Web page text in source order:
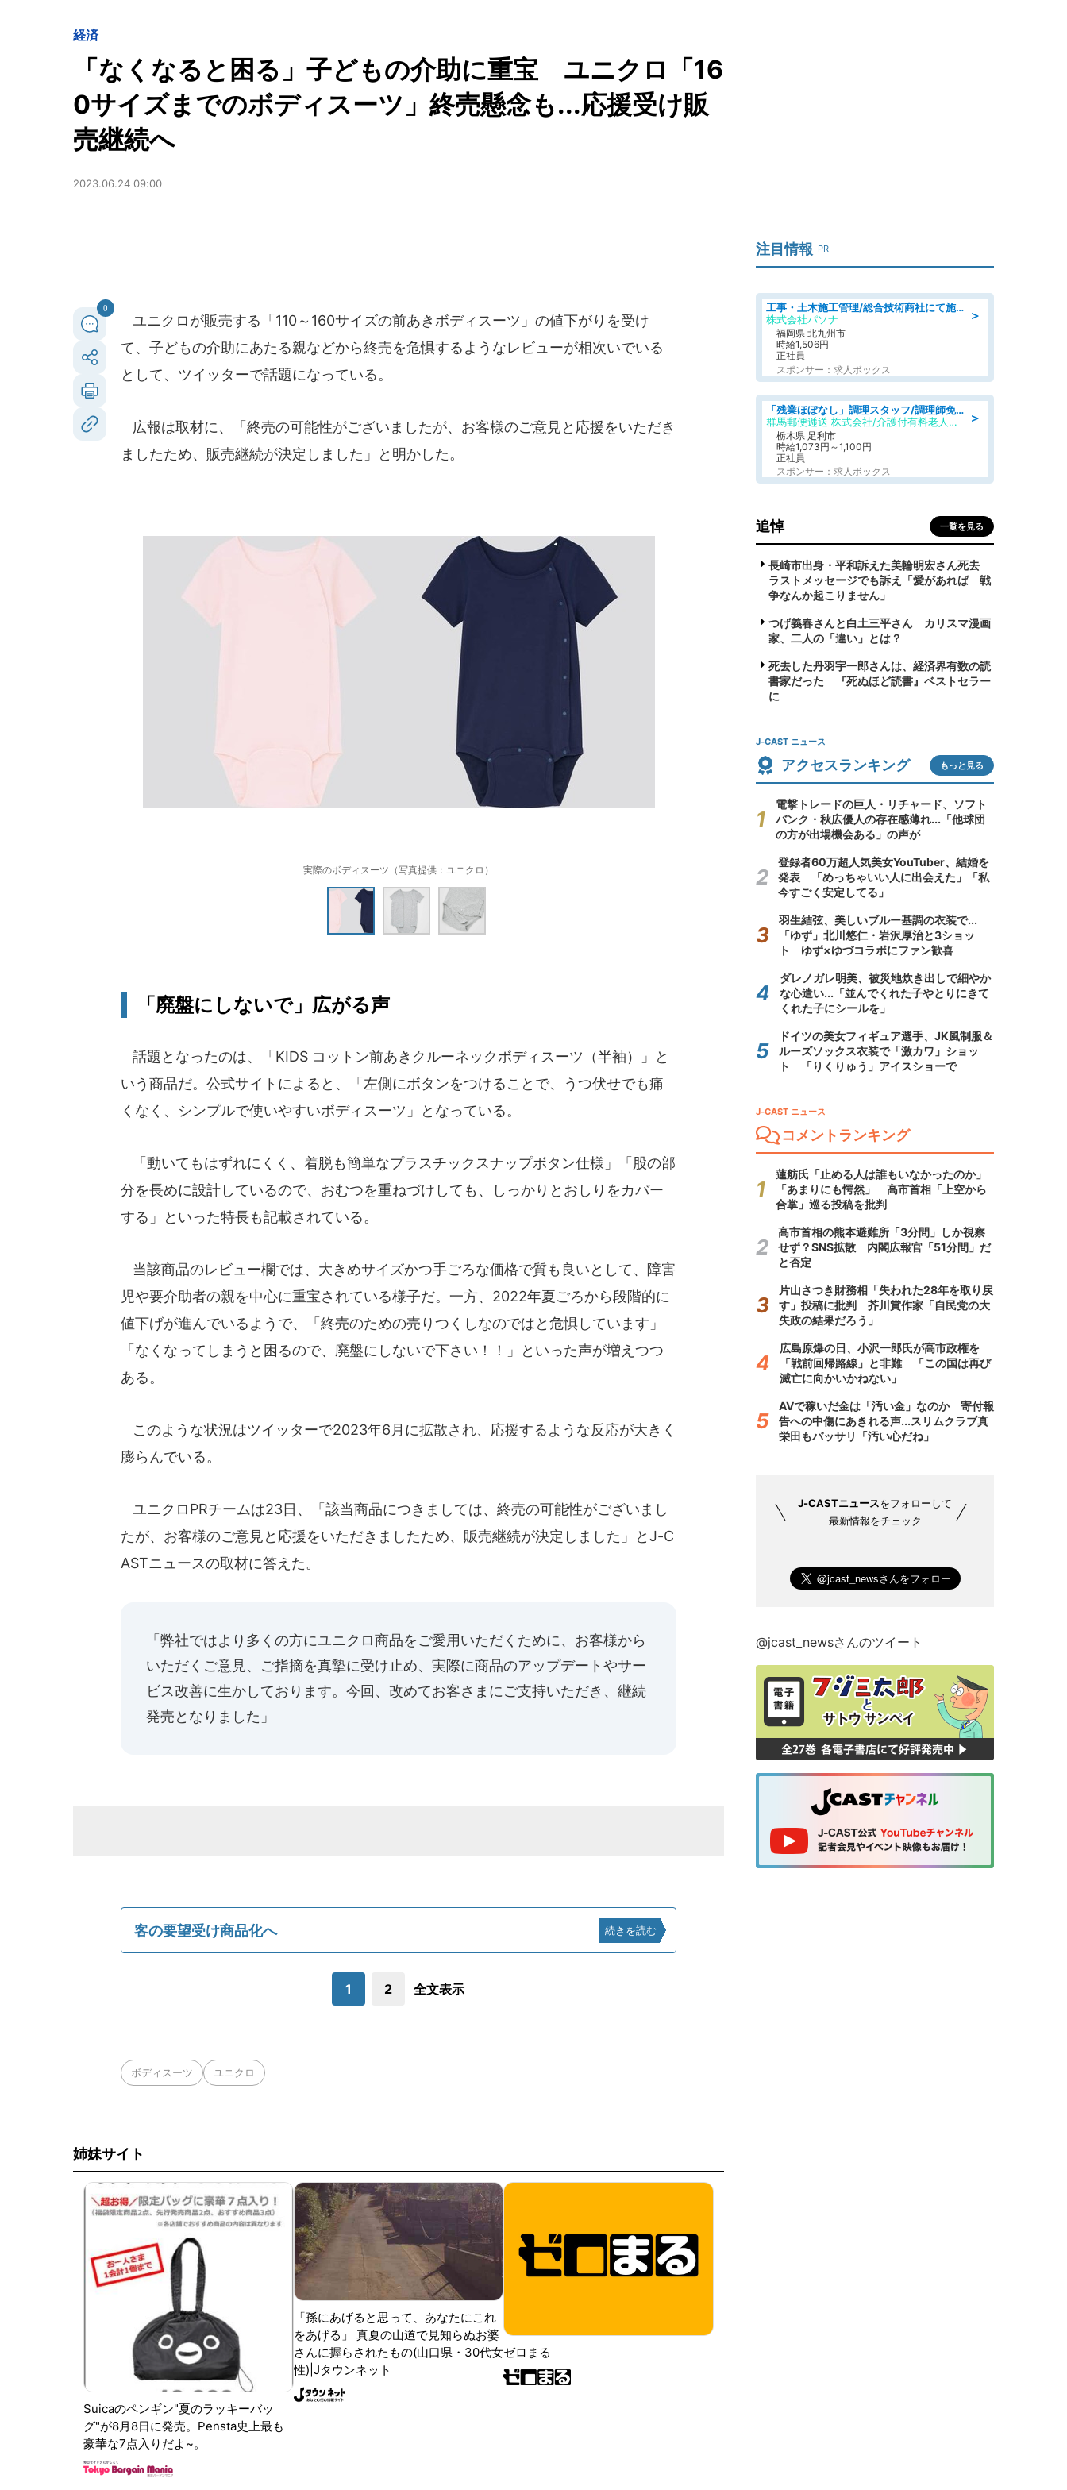
経済
「なくなると困る」子どもの介助に重宝 ユニクロ「16
0サイズまでのボディスーツ」終売懸念も...応援受け販
売継続へ
2023.06.24 09:00
0
ユニクロが販売する「110～160サイズの前あきボディスーツ」の値下がりを受け
て、子どもの介助にあたる親などから終売を危惧するようなレビューが相次いでいる
として、ツイッターで話題になっている。
広報は取材に、「終売の可能性がございましたが、お客様のご意見と応援をいただき
ましたため、販売継続が決定しました」と明かした。
実際のボディスーツ（写真提供：ユニクロ）
「廃盤にしないで」広がる声
話題となったのは、「KIDS コットン前あきクルーネックボディスーツ（半袖）」と
いう商品だ。公式サイトによると、「左側にボタンをつけることで、うつ伏せでも痛
くなく、シンプルで使いやすいボディスーツ」となっている。
「動いてもはずれにくく、着脱も簡単なプラスチックスナップボタン仕様」「股の部
分を長めに設計しているので、おむつを重ねづけしても、しっかりとおしりをカバー
する」といった特長も記載されている。
当該商品のレビュー欄では、大きめサイズかつ手ごろな価格で質も良いとして、障害
児や要介助者の親を中心に重宝されている様子だ。一方、2022年夏ごろから段階的に
値下げが進んでいるようで、「終売のための売りつくしなのではと危惧しています」
「なくなってしまうと困るので、廃盤にしないで下さい！！」といった声が増えつつ
ある。
このような状況はツイッターで2023年6月に拡散され、応援するような反応が大きく
膨らんでいる。
ユニクロPRチームは23日、「該当商品につきましては、終売の可能性がございまし
たが、お客様のご意見と応援をいただきましたため、販売継続が決定しました」とJ-C
ASTニュースの取材に答えた。
「弊社ではより多くの方にユニクロ商品をご愛用いただくために、お客様から
いただくご意見、ご指摘を真摯に受け止め、実際に商品のアップデートやサー
ビス改善に生かしております。今回、改めてお客さまにご支持いただき、継続
発売となりました」
客の要望受け商品化へ 続きを読む
1 2 全文表示
ボディスーツ ユニクロ
姉妹サイト
Suicaのペンギン"夏のラッキーバッ
グ"が8月8日に発売。Pensta史上最も
豪華な7点入りだよ~。
「孫にあげると思って、あなたにこれ
をあげる」 真夏の山道で見知らぬお婆
さんに握らされたもの(山口県・30代女
性)|Jタウンネット
ゼロまる
注目情報 PR
＞
工事・土木施工管理/総合技術商社にて施工管理のお仕事/即日勤務可/車通勤可/工事・土木施工管理/生産・品質管理
株式会社パソナ
福岡県 北九州市
時給1,506円
正社員
スポンサー：求人ボックス
＞
「残業ほぼなし」調理スタッフ/調理師免許必須/正職員/日勤のみ/介護付き有料老人ホーム/社会保障完備
群馬郵便逓送 株式会社/介護付有料老人ホーム ふる里
栃木県 足利市
時給1,073円～1,100円
正社員
スポンサー：求人ボックス
追悼 一覧を見る
長崎市出身・平和訴えた美輪明宏さん死去
ラストメッセージでも訴え「愛があれば 戦
争なんか起こりません」
つげ義春さんと白土三平さん カリスマ漫画
家、二人の「違い」とは？
死去した丹羽宇一郎さんは、経済界有数の読
書家だった 『死ぬほど読書』ベストセラー
に
J-CAST ニュース
アクセスランキング もっと見る
電撃トレードの巨人・リチャード、ソフト
バンク・秋広優人の存在感薄れ...「他球団
の方が出場機会ある」の声が
登録者60万超人気美女YouTuber、結婚を
発表 「めっちゃいい人に出会えた」「私
今すごく安定してる」
羽生結弦、美しいブルー基調の衣装で...
「ゆず」北川悠仁・岩沢厚治と3ショッ
ト ゆず×ゆづコラボにファン歓喜
ダレノガレ明美、被災地炊き出しで細やか
な心遣い...「並んでくれた子やとりにきて
くれた子にシールを」
ドイツの美女フィギュア選手、JK風制服＆
ルーズソックス衣装で「激カワ」ショッ
ト 「りくりゅう」アイスショーで
J-CAST ニュース
コメントランキング
蓮舫氏「止める人は誰もいなかったのか」
「あまりにも愕然」 高市首相「上空から
合掌」巡る投稿を批判
高市首相の熊本避難所「3分間」しか視察
せず？SNS拡散 内閣広報官「51分間」だ
と否定
片山さつき財務相「失われた28年を取り戻
す」投稿に批判 芥川賞作家「自民党の大
失政の結果だろう」
広島原爆の日、小沢一郎氏が高市政権を
「戦前回帰路線」と非難 「この国は再び
滅亡に向かいかねない」
AVで稼いだ金は「汚い金」なのか 寄付報
告への中傷にあきれる声...スリムクラブ真
栄田もバッサリ「汚い心だね」
J-CASTニュースをフォローして
最新情報をチェック
@jcast_newsさんのツイート